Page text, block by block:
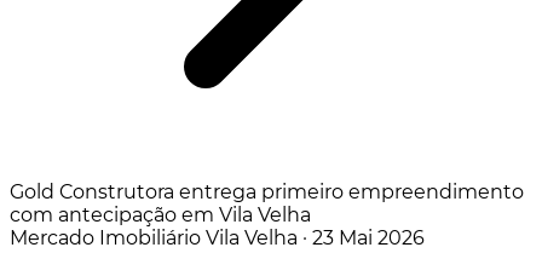
Gold Construtora entrega primeiro empreendimento
com antecipação em Vila Velha
Mercado Imobiliário Vila Velha · 23 Mai 2026